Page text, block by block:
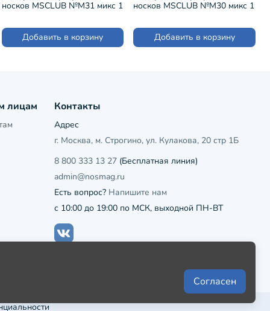
носков MSCLUB №М31 микс 1
Добавить в корзину
носков MSCLUB №М30 микс 1
Добавить в корзину
лицам Контакты
Адрес
г. Москва, м. Строгино, ул. Кулакова, 20 стр 1Б
8 800 333 13 27(Бесплатная линия)
admin@nosmag.ru
Есть вопрос? Напишите нам
с 10:00 до 19:00 по МСК, выходной ПН-ВТ
Согласен